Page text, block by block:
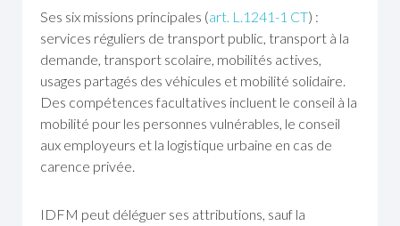
Ses six missions principales (art. L.1241-1 CT) :
services réguliers de transport public, transport à la
demande, transport scolaire, mobilités actives,
usages partagés des véhicules et mobilité solidaire.
Des compétences facultatives incluent le conseil à la
mobilité pour les personnes vulnérables, le conseil
aux employeurs et la logistique urbaine en cas de
carence privée.
IDFM peut déléguer ses attributions, sauf la